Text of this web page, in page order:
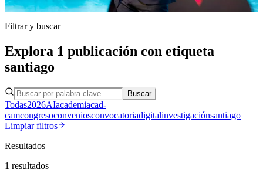
1 publicación·10categorías ·Actualización continua
Filtrar y buscar
Explora 1 publicación con etiqueta
santiago
Buscar
Todas2026AIacademiacad-
camcongresoconveniosconvocatoriadigitalinvestigaciónsantiago
Limpiar filtros
Resultados
1 resultados